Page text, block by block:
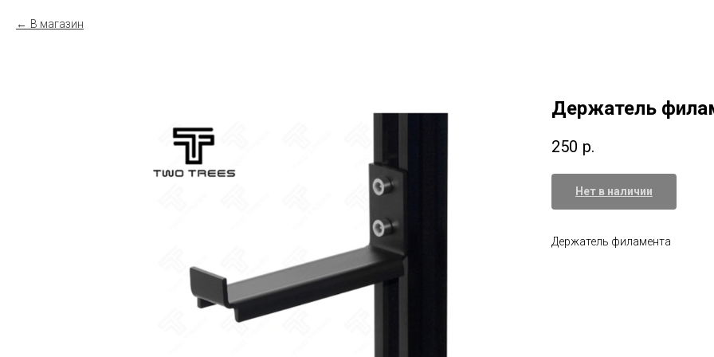
В магазин
Держатель
250 р.
Нет в наличии
Держатель филамента